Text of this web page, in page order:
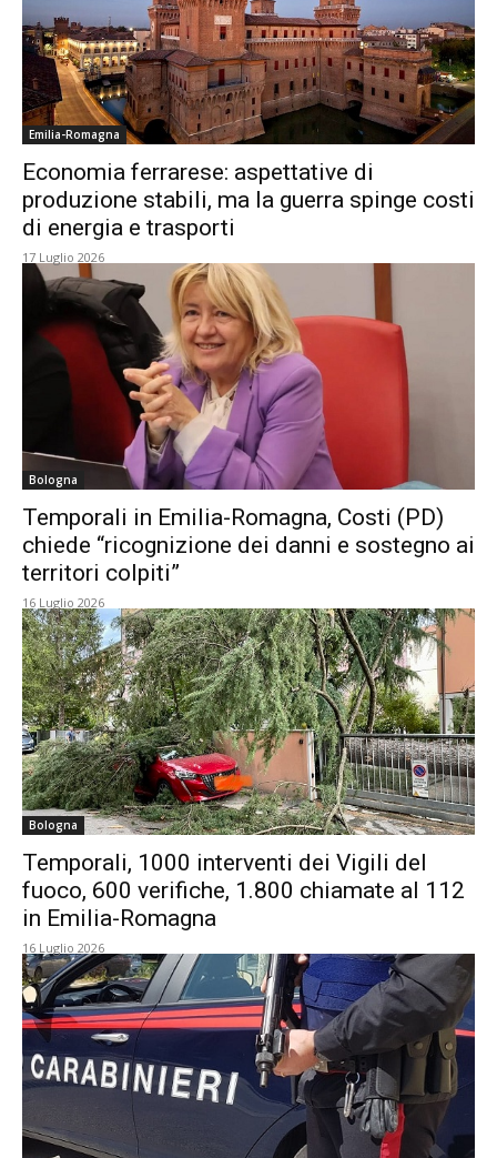
Emilia-Romagna
Economia ferrarese: aspettative di
produzione stabili, ma la guerra spinge costi
di energia e trasporti
17 Luglio 2026
Bologna
Temporali in Emilia-Romagna, Costi (PD)
chiede “ricognizione dei danni e sostegno ai
territori colpiti”
16 Luglio 2026
Bologna
Temporali, 1000 interventi dei Vigili del
fuoco, 600 verifiche, 1.800 chiamate al 112
in Emilia-Romagna
16 Luglio 2026